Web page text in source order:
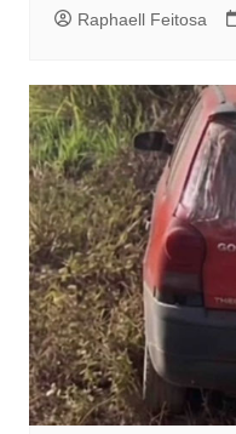
Raphaell Feitosa